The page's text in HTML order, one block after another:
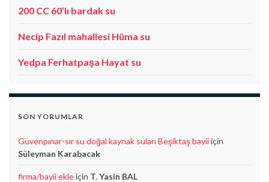
200 CC 60’lı bardak su
Necip Fazıl mahallesi Hüma su
Yedpa Ferhatpaşa Hayat su
SON YORUMLAR
Güvenpınar-sır su doğal kaynak suları Beşiktaş bayiiiçin
Süleyman Karabacak
firma/bayii ekleiçin T. Yasin BAL